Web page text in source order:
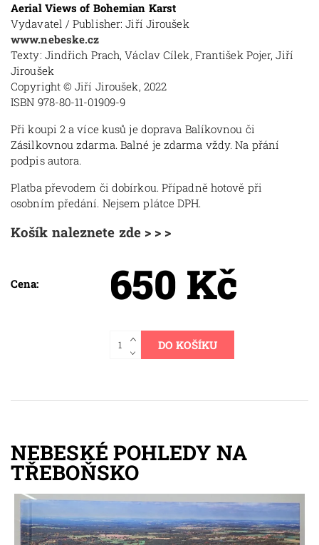
Aerial Views of Bohemian Karst
Vydavatel / Publisher: Jiří Jiroušek
www.nebeske.cz
Texty: Jindřich Prach, Václav Cílek, František Pojer, Jiří
Jiroušek
Copyright © Jiří Jiroušek, 2022
ISBN 978-80-11-01909-9
Při koupi 2 a více kusů je doprava Balíkovnou či
Zásilkovnou zdarma. Balné je zdarma vždy. Na přání
podpis autora.
Platba převodem či dobírkou. Případně hotově při
osobním předání. Nejsem plátce DPH.
Košík naleznete zde > > >
Cena: 650 Kč
NEBESKÉ POHLEDY NA
TŘEBOŇSKO